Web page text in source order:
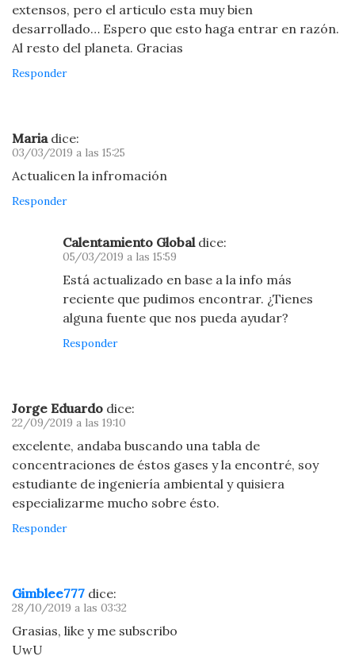
extensos, pero el articulo esta muy bien
desarrollado… Espero que esto haga entrar en razón.
Al resto del planeta. Gracias
Responder
Maria dice:
03/03/2019 a las 15:25
Actualicen la infromación
Responder
Calentamiento Global dice:
05/03/2019 a las 15:59
Está actualizado en base a la info más
reciente que pudimos encontrar. ¿Tienes
alguna fuente que nos pueda ayudar?
Responder
Jorge Eduardo dice:
22/09/2019 a las 19:10
excelente, andaba buscando una tabla de
concentraciones de éstos gases y la encontré, soy
estudiante de ingeniería ambiental y quisiera
especializarme mucho sobre ésto.
Responder
Gimblee777 dice:
28/10/2019 a las 03:32
Grasias, like y me subscribo
UwU